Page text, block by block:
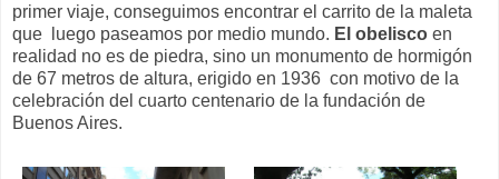
primer viaje, conseguimos encontrar el carrito de la maleta
que luego paseamos por medio mundo. El obelisco en
realidad no es de piedra, sino un monumento de hormigón
de 67 metros de altura, erigido en 1936 con motivo de la
celebración del cuarto centenario de la fundación de
Buenos Aires.